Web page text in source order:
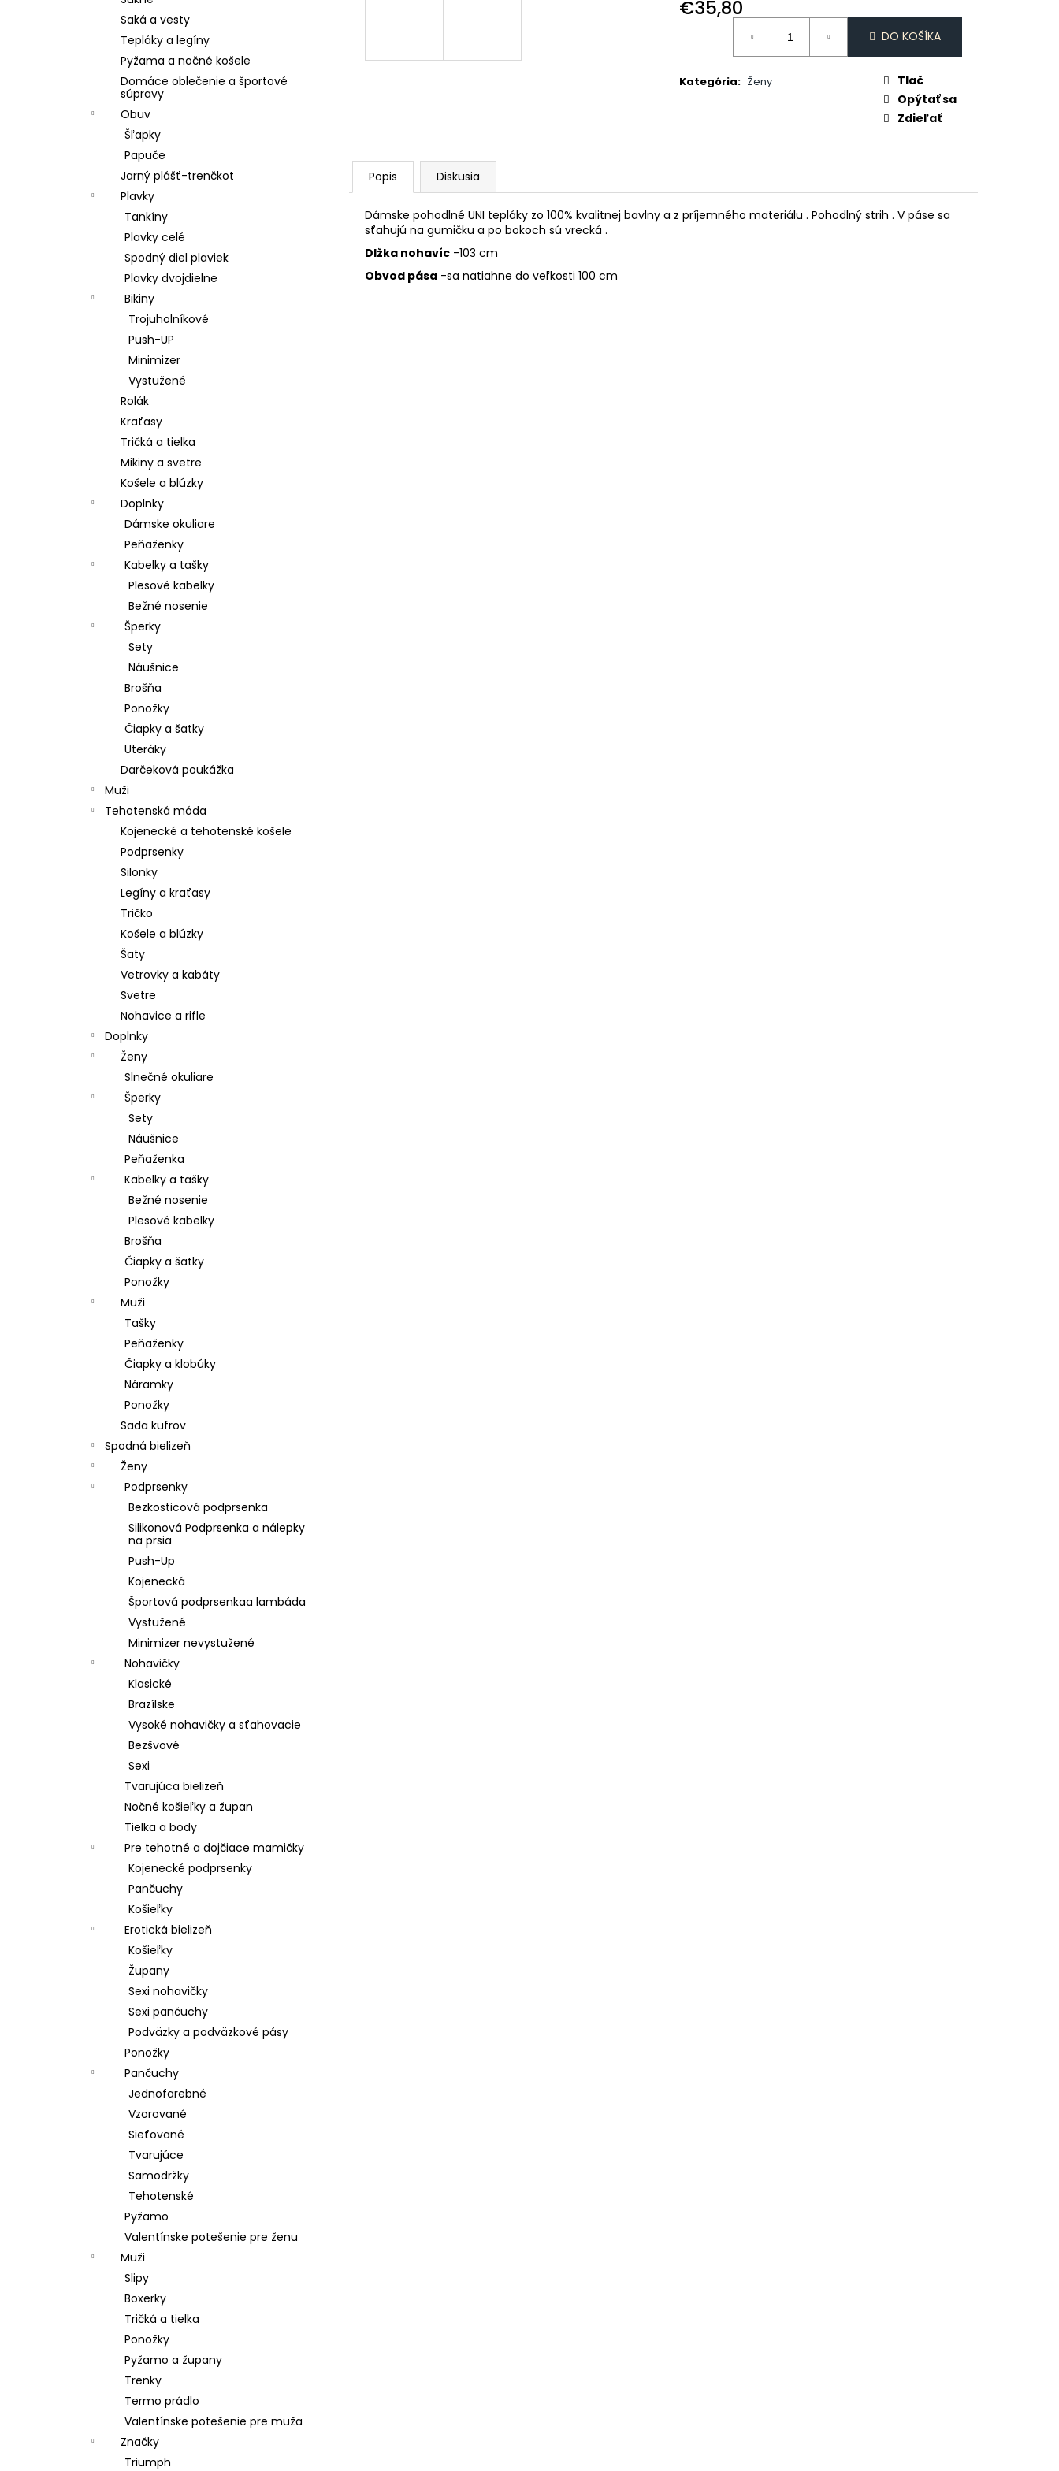
Saká a vesty
Tepláky a legíny
Pyžama a nočné košele
Domáce oblečenie a športové
súpravy
Obuv
Šľapky
Papuče
Jarný plášť-trenčkot
Plavky
Tankíny
Plavky celé
Spodný diel plaviek
Plavky dvojdielne
Bikiny
Trojuholníkové
Push-UP
Minimizer
Vystužené
Rolák
Kraťasy
Tričká a tielka
Mikiny a svetre
Košele a blúzky
Doplnky
Dámske okuliare
Peňaženky
Kabelky a tašky
Plesové kabelky
Bežné nosenie
Šperky
Sety
Náušnice
Brošňa
Ponožky
Čiapky a šatky
Uteráky
Darčeková poukážka
Muži
Tehotenská móda
Kojenecké a tehotenské košele
Podprsenky
Silonky
Legíny a kraťasy
Tričko
Košele a blúzky
Šaty
Vetrovky a kabáty
Svetre
Nohavice a rifle
Doplnky
Ženy
Slnečné okuliare
Šperky
Sety
Náušnice
Peňaženka
Kabelky a tašky
Bežné nosenie
Plesové kabelky
Brošňa
Čiapky a šatky
Ponožky
Muži
Tašky
Peňaženky
Čiapky a klobúky
Náramky
Ponožky
Sada kufrov
Spodná bielizeň
Ženy
Podprsenky
Bezkosticová podprsenka
Silikonová Podprsenka a nálepky
na prsia
Push-Up
Kojenecká
Športová podprsenkaa lambáda
Vystužené
Minimizer nevystužené
Nohavičky
Klasické
Brazílske
Vysoké nohavičky a sťahovacie
Bezšvové
Sexi
Tvarujúca bielizeň
Nočné košieľky a župan
Tielka a body
Pre tehotné a dojčiace mamičky
Kojenecké podprsenky
Pančuchy
Košieľky
Erotická bielizeň
Košieľky
Župany
Sexi nohavičky
Sexi pančuchy
Podväzky a podväzkové pásy
Ponožky
Pančuchy
Jednofarebné
Vzorované
Sieťované
Tvarujúce
Samodržky
Tehotenské
Pyžamo
Valentínske potešenie pre ženu
Muži
Slipy
Boxerky
Tričká a tielka
Ponožky
Pyžamo a župany
Trenky
Termo prádlo
Valentínske potešenie pre muža
Značky
Triumph
€35,80
Jednotková
DO KOŠÍKA
Kategória: Ženy
Tlač
Opýtať sa
Zdieľať
Popis Diskusia
Dámske pohodlné UNI tepláky zo 100% kvalitnej bavlny a z príjemného materiálu . Pohodlný strih . V páse sa
sťahujú na gumičku a po bokoch sú vrecká .
Dlžka nohavíc -103 cm
Obvod pása -sa natiahne do veľkosti 100 cm
POHÁR K VÝROČIU
€18,90
ŠILTOVKA DAJCE MI ŠICKE POKOJ